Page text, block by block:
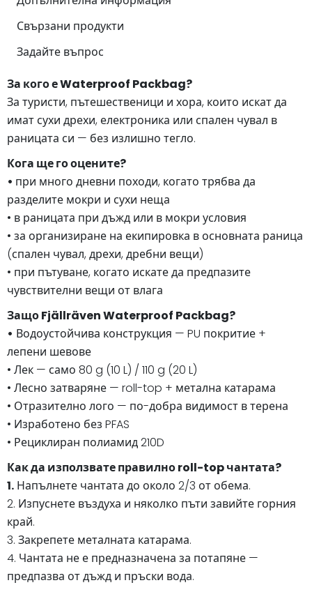
Свързани продукти
Задайте въпрос
За кого е Waterproof Packbag?
За туристи, пътешественици и хора, които искат да
имат сухи дрехи, електроника или спален чувал в
раницата си — без излишно тегло.
Кога ще го оцените?
• при много дневни походи, когато трябва да
разделите мокри и сухи неща
• в раницата при дъжд или в мокри условия
• за организиране на екипировка в основната раница
(спален чувал, дрехи, дребни вещи)
• при пътуване, когато искате да предпазите
чувствителни вещи от влага
Защо Fjällräven Waterproof Packbag?
• Водоустойчива конструкция — PU покритие +
лепени шевове
• Лек — само 80 g (10 L) / 110 g (20 L)
• Лесно затваряне — roll-top + метална катарама
• Отразително лого — по-добра видимост в терена
• Изработено без PFAS
• Рециклиран полиамид 210D
Как да използвате правилно roll-top чантата?
1. Напълнете чантата до около 2/3 от обема.
2. Изпуснете въздуха и няколко пъти завийте горния
край.
3. Закрепете металната катарама.
4. Чантата не е предназначена за потапяне —
предпазва от дъжд и пръски вода.